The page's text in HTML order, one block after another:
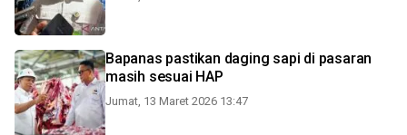
Bapanas pastikan daging sapi di pasaran
masih sesuai HAP
Jumat, 13 Maret 2026 13:47